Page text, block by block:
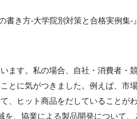
書き方-大学院別対策と合格実例集-
ます。私の場合、自社・消費者・
とに気がつきました。例えば、
、ヒット商品をだしていることが
、協業による製品開発について